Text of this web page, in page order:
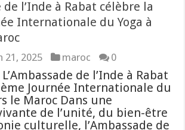
de l’Inde à Rabat célèbre la
Internationale du Yoga à
21, 2025 maroc 0
de l’Inde à Rabat
Journée Internationale du
le Maroc Dans une
de l’unité, du bien-être
culturelle, l’Ambassade de